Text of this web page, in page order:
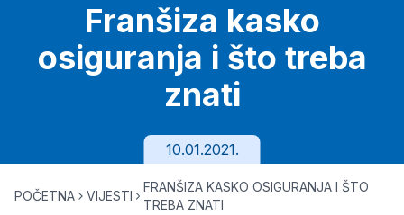
Franšiza kasko
osiguranja i što treba
znati
10.01.2021.
POČETNA VIJESTI
FRANŠIZA KASKO OSIGURANJA I ŠTO
TREBA ZNATI